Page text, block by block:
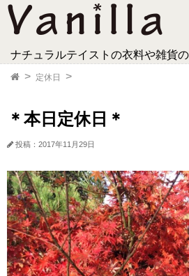
ナチュラルテイストの衣料や雑貨
定休日
＊本日定休日＊
投稿：2017年11月29日